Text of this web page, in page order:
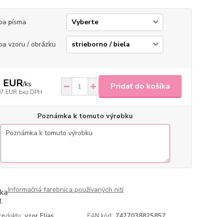
písma
vzoru / obrázku
/ks
EUR bez DPH
Pridať do košíka
Poznámka k tomuto výrobku
Informačná farebnica používaných nití